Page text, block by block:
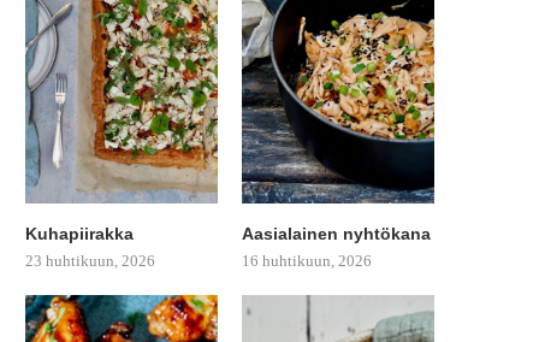
Kuhapiirakka
23 huhtikuun, 2026
Aasialainen nyhtökana
16 huhtikuun, 2026